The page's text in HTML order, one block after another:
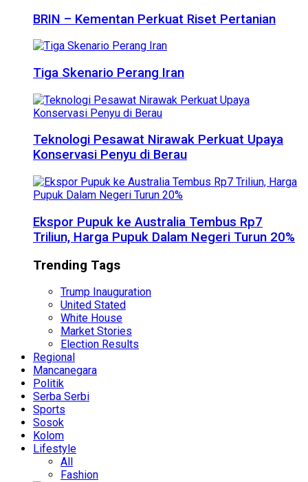
BRIN – Kementan Perkuat Riset Pertanian
Tiga Skenario Perang Iran
Teknologi Pesawat Nirawak Perkuat Upaya
Konservasi Penyu di Berau
Ekspor Pupuk ke Australia Tembus Rp7
Triliun, Harga Pupuk Dalam Negeri Turun 20%
Trending Tags
Trump Inauguration
United Stated
White House
Market Stories
Election Results
Regional
Mancanegara
Politik
Serba Serbi
Sports
Sosok
Kolom
Lifestyle
All
Fashion